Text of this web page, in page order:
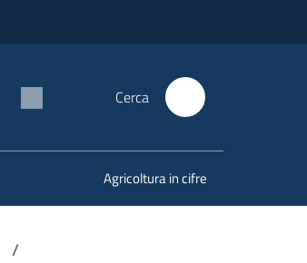
Cerca
Agricoltura in cifre
/